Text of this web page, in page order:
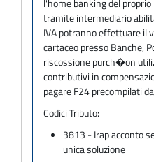
l'home banking del
tramite intermediario
IVA potranno effettuare il
cartaceo presso Banche,
riscossione purch�on
contributivi in
pagare F24 precompilati
Codici Tributo:
3813 - Irap acconto
unica soluzione